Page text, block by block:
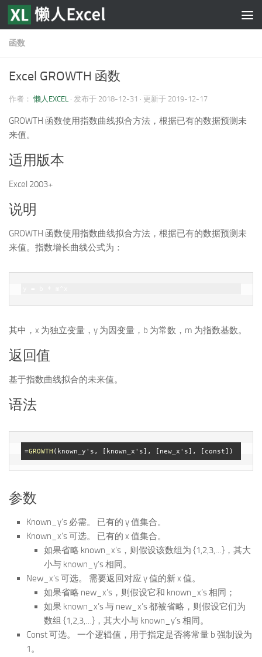
跳至内容
函数
Excel GROWTH 函数
作者： 懒人EXCEL · 发布于 2018-12-31 · 更新于 2019-12-17
GROWTH 函数使用指数曲线拟合方法，根据已有的数据预测未
来值。
适用版本
Excel 2003+
说明
GROWTH 函数使用指数曲线拟合方法，根据已有的数据预测未
来值。指数增长曲线公式为：
其中，x 为独立变量，y 为因变量，b 为常数，m 为指数基数。
返回值
基于指数曲线拟合的未来值。
语法
=GROWTH
参数
Known_y’s 必需。 已有的 y 值集合。
Known_x’s 可选。 已有的 x 值集合。
如果省略 known_x’s，则假设该数组为 {1,2,3,…}，其大
小与 known_y’s 相同。
New_x’s 可选。 需要返回对应 y 值的新 x 值。
如果省略 new_x’s，则假设它和 known_x’s 相同；
如果 known_x’s 与 new_x’s 都被省略，则假设它们为
数组 {1,2,3,…}，其大小与 known_y’s 相同。
Const 可选。 一个逻辑值，用于指定是否将常量 b 强制设为
1。